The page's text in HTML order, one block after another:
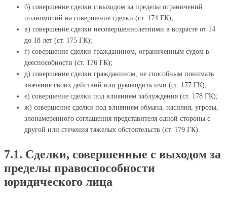
б) совершение сделки с выходом за пределы ограничений
полномочий на совершение сделки (ст. 174 ГК);
в) совершение сделки несовершеннолетними в возрасте от 14
до 18 лет (ст. 175 ГК);
г) совершение сделки гражданином, ограниченным судом в
дееспособности (ст. 176 ГК);
д) совершение сделки гражданином, не способным понимать
значение своих действий или руководить ими (ст. 177 ГК);
е) совершение сделки под влиянием заблуждения (ст. 178 ГК);
ж) совершение сделки под влиянием обмана, насилия, угрозы,
злонамеренного соглашения представителя одной стороны с
другой или стечения тяжелых обстоятельств (ст. 179 ГК).
7.1. Сделки, совершенные с выходом за
пределы правоспособности
юридического лица